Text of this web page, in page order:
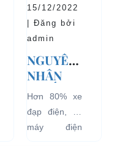
15/12/2022
| Đăng bởi
admin
NGUYÊN
NHÂN
KHIẾN
ẮC QUY
XE ĐẠP
ĐIỆN BỊ
Hơn 80% xe
đạp điện, xe
máy điện